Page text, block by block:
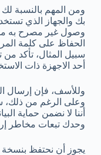
ومن المهم بالنسبة
بك والجهاز الذي
وصول غير مصرح به
الحفاظ على كلمة
سبيل المثال، تأكد من
أحد الاجهزة ذات
وللأسف، فإن إرسال
وعلى الرغم من ذلك،
أننا لا نضمن حماية
وحدك تبعات مخاطر
يجوز أن نحتفظ بنسخة